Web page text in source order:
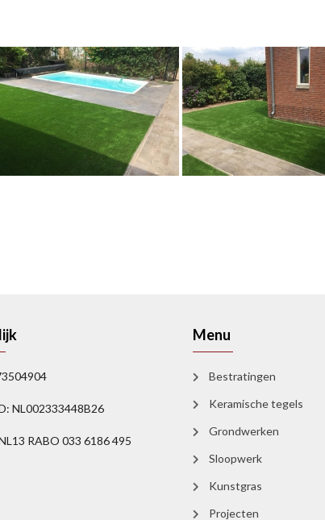
NL002333448B26
RABO 033 6186 495
Menu
Bestratingen
Keramische tegels
Grondwerken
Sloopwerk
Kunstgras
Projecten